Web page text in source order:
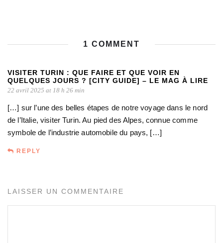
1 COMMENT
VISITER TURIN : QUE FAIRE ET QUE VOIR EN
QUELQUES JOURS ? [CITY GUIDE] – LE MAG À LIRE
22 avril 2025 at 18 h 26 min
[…] sur l’une des belles étapes de notre voyage dans le nord
de l’Italie, visiter Turin. Au pied des Alpes, connue comme
symbole de l’industrie automobile du pays, […]
REPLY
LAISSER UN COMMENTAIRE